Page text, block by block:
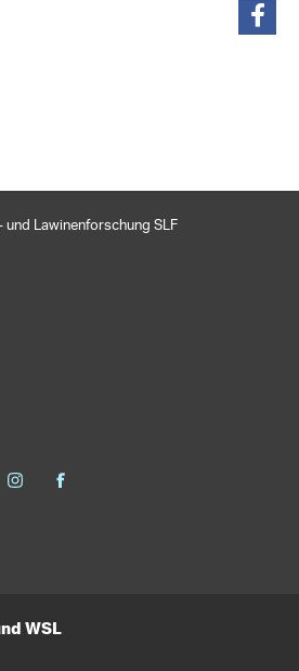
Lawinenforschung SLF
WSL